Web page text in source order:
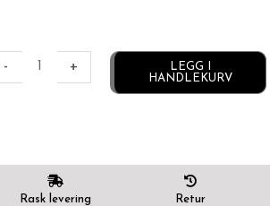
- +
LEGG I
HANDLEKURV
Rask levering Retur